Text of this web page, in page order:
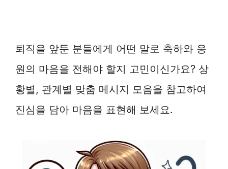
퇴직을 앞둔 분들에게 어떤 말로 축하와 응
원의 마음을 전해야 할지 고민이신가요? 상
황별, 관계별 맞춤 메시지 모음을 참고하여
진심을 담아 마음을 표현해 보세요.